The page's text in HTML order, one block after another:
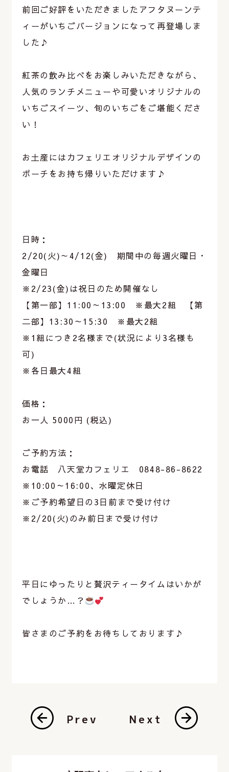
前回ご好評をいただきましたアフタヌーンテ
ィーがいちごバージョンになって再登場しま
した♪
紅茶の飲み比べをお楽しみいただきながら、
人気のランチメニューや可愛いオリジナルの
いちごスイーツ、旬のいちごをご堪能くださ
い！
お土産にはカフェリエオリジナルデザインの
ポーチをお持ち帰りいただけます♪
日時：
2/20(火)～4/12(金) 期間中の毎週火曜日・
金曜日
※2/23(金)は祝日のため開催なし
【第一部】11:00～13:00 ※最大2組 【第
二部】13:30～15:30 ※最大2組
※1組につき2名様まで(状況により3名様も
可)
※各日最大4組
価格：
お一人 5000円 (税込)
ご予約方法：
お電話 八天堂カフェリエ 0848-86-8622
※10:00～16:00、水曜定休日
※ご予約希望日の3日前まで受け付け
※2/20(火)のみ前日まで受け付け
平日にゆったりと贅沢ティータイムはいかが
でしょうか…？
皆さまのご予約をお待ちしております♪
Prev Next